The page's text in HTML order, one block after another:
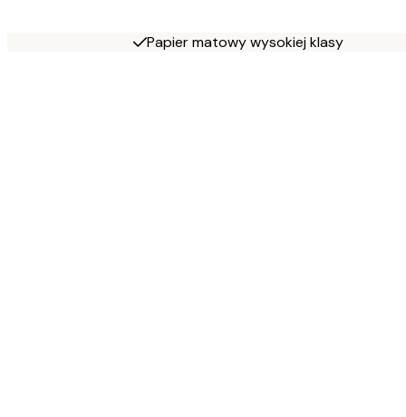
Papier matowy wysokiej klasy